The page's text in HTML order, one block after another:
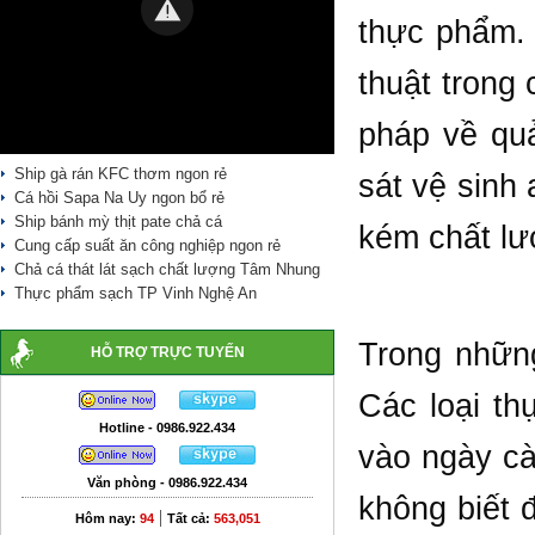
Ship gà rán KFC thơm ngon rẻ
Cá hồi Sapa Na Uy ngon bổ rẻ
Ship bánh mỳ thịt pate chả cá
Cung cấp suất ăn công nghiệp ngon rẻ
Chả cá thát lát sạch chất lượng Tâm Nhung
Thực phẩm sạch TP Vinh Nghệ An
HỖ TRỢ TRỰC TUYẾN
Hotline - 0986.922.434
Văn phòng - 0986.922.434
Hôm nay: 94| Tất cả: 563,051
thực
thuật trong
pháp về
sát vệ sinh
kém chất
Trong
Các loại
vào ngày
không biết